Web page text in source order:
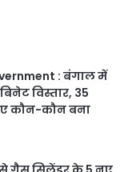
: बंगाल में
विस्तार, 35
कौन-कौन बना